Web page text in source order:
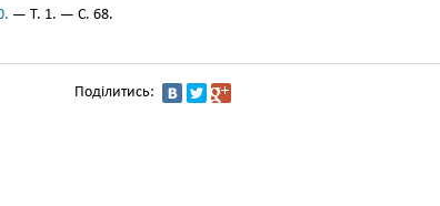
— Т. 1. — С. 68.
Поділитись: